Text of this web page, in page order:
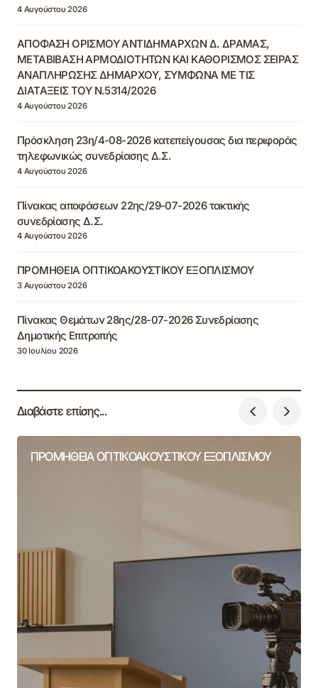
4 Αυγούστου 2026
ΑΠΟΦΑΣΗ ΟΡΙΣΜΟΥ ΑΝΤΙΔΗΜΑΡΧΩΝ Δ. ΔΡΑΜΑΣ,
ΜΕΤΑΒΙΒΑΣΗ ΑΡΜΟΔΙΟΤΗΤΩΝ ΚΑΙ ΚΑΘΟΡΙΣΜΟΣ ΣΕΙΡΑΣ
ΑΝΑΠΛΗΡΩΣΗΣ ΔΗΜΑΡΧΟΥ, ΣΥΜΦΩΝΑ ΜΕ ΤΙΣ
ΔΙΑΤΑΞΕΙΣ ΤΟΥ Ν.5314/2026
4 Αυγούστου 2026
Πρόσκληση 23η/4-08-2026 κατεπείγουσας δια περιφοράς
τηλεφωνικώς συνεδρίασης Δ.Σ.
4 Αυγούστου 2026
Πίνακας αποφάσεων 22ης/29-07-2026 τακτικής
συνεδρίασης Δ.Σ.
4 Αυγούστου 2026
ΠΡΟΜΗΘΕΙΑ ΟΠΤΙΚΟΑΚΟΥΣΤΙΚΟΥ ΕΞΟΠΛΙΣΜΟΥ
3 Αυγούστου 2026
Πίνακας Θεμάτων 28ης/28-07-2026 Συνεδρίασης
Δημοτικής Επιτροπής
30 Ιουλίου 2026
Διαβάστε επίσης...
ΠΡΟΜΗΘΕΙΑ ΟΠΤΙΚΟΑΚΟΥΣΤΙΚΟΥ ΕΞΟΠΛΙΣΜΟΥ